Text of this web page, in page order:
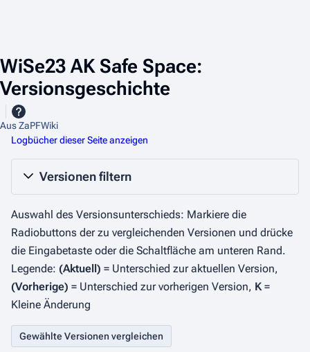
WiSe23 AK Safe Space:
Versionsgeschichte
Aus ZaPFWiki
Logbücher dieser Seite anzeigen
Versionen filtern
Auswahl des Versionsunterschieds: Markiere die
Radiobuttons der zu vergleichenden Versionen und drücke
die Eingabetaste oder die Schaltfläche am unteren Rand.
Legende: (Aktuell) = Unterschied zur aktuellen Version,
(Vorherige) = Unterschied zur vorherigen Version, K=
Kleine Änderung